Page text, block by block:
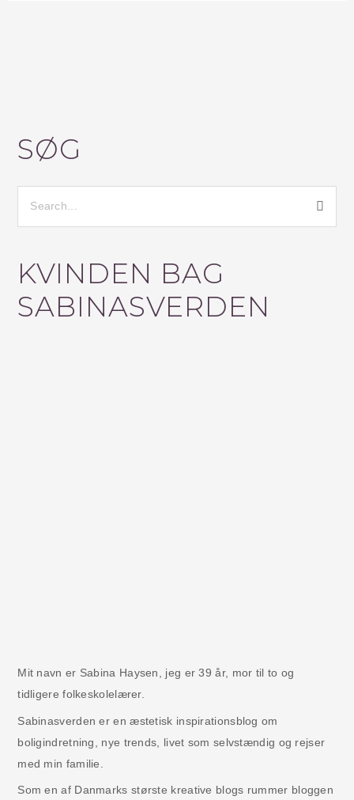
SØG
Ø
E
F
T
KVINDEN BAG
SABINASVERDEN
Mit navn er Sabina Haysen, jeg er 39 år, mor til to og
tidligere folkeskolelærer.
Sabinasverden er en æstetisk inspirationsblog om
boligindretning, nye trends, livet som selvstændig og rejser
med min familie.
Som en af Danmarks største kreative blogs rummer bloggen